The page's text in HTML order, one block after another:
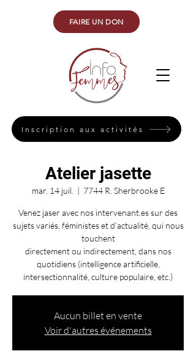
FAIRE UN DON
Inscription aux activités
Atelier jasette
mar. 14 juil.
  |
7744 R. Sherbrooke E
Venez jaser avec nos intervenant.es sur des
sujets variés, féministes et d’actualité, qui nous
touchent
directement ou indirectement, dans nos
quotidiens (intelligence artificielle,
intersectionnalité, culture populaire, etc.)
Aucun billet en vente
Voir d'autres événements